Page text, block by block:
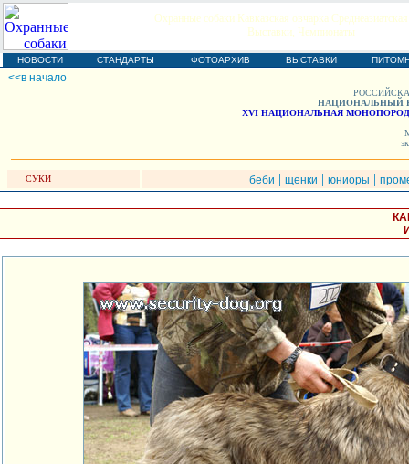
Охранные собаки Кавказская овчарка
Выставки, Чемпионаты
НОВОСТИ СТАНДАРТЫ ФОТОАРХИВ ВЫСТАВКИ
<<в начало
НАЦИОНАЛЬНЫЙ
XVI НАЦИОНАЛЬНАЯ
СУКИ беби | щенки | юниоры |